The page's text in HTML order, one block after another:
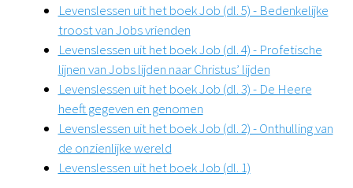
Levenslessen uit het boek Job (dl. 5) - Bedenkelijke
troost van Jobs vrienden
Levenslessen uit het boek Job (dl. 4) - Profetische
lijnen van Jobs lijden naar Christus’ lijden
Levenslessen uit het boek Job (dl. 3) - De Heere
heeft gegeven en genomen
Levenslessen uit het boek Job (dl. 2) - Onthulling van
de onzienlijke wereld
Levenslessen uit het boek Job (dl. 1)